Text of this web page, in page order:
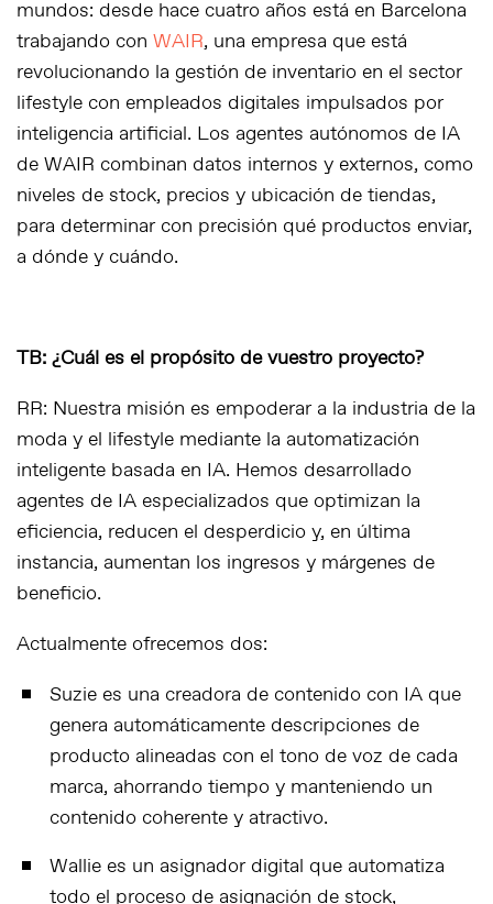
mundos: desde hace cuatro años está en Barcelona
trabajando con WAIR, una empresa que está
revolucionando la gestión de inventario en el sector
lifestyle con empleados digitales impulsados por
inteligencia artificial. Los agentes autónomos de IA
de WAIR combinan datos internos y externos, como
niveles de stock, precios y ubicación de tiendas,
para determinar con precisión qué productos enviar,
a dónde y cuándo.
TB: ¿Cuál es el propósito de vuestro proyecto?
RR: Nuestra misión es empoderar a la industria de la
moda y el lifestyle mediante la automatización
inteligente basada en IA. Hemos desarrollado
agentes de IA especializados que optimizan la
eficiencia, reducen el desperdicio y, en última
instancia, aumentan los ingresos y márgenes de
beneficio.
Actualmente ofrecemos dos:
Suzie es una creadora de contenido con IA que
genera automáticamente descripciones de
producto alineadas con el tono de voz de cada
marca, ahorrando tiempo y manteniendo un
contenido coherente y atractivo.
Wallie es un asignador digital que automatiza
todo el proceso de asignación de stock,